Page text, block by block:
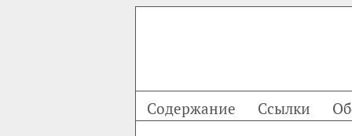
Содержание Ссылки